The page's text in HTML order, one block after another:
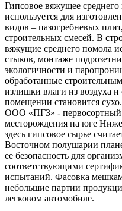
Гипсовое вяжущее
используется для
видов – пазогребневых
строительных смесей. В
вяжущие среднего помола
стыков, монтаже
экологичности и
обработанные
излишки влаги из воздуха и
помещении становится
ООО «ПГЗ» - первосортный
месторождения на юге
здесь гипсовое сырье
Восточном полушарии
ее безопасность для
соответствующими
испытаний. Фасовка
небольшие партии
легковом автомобиле.